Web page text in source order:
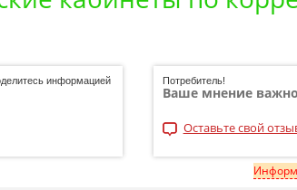
информацией
Потребитель!
Ваше мнение
Оставьте свой